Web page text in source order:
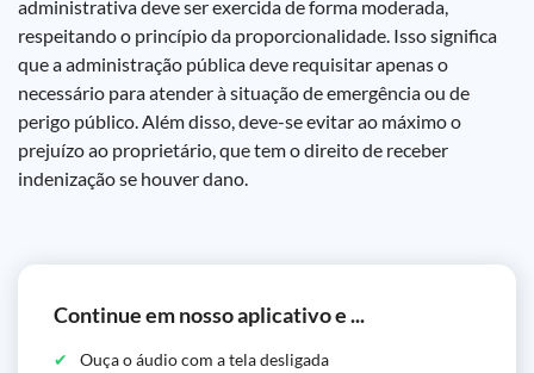
administrativa deve ser exercida de forma moderada,
respeitando o princípio da proporcionalidade. Isso significa
que a administração pública deve requisitar apenas o
necessário para atender à situação de emergência ou de
perigo público. Além disso, deve-se evitar ao máximo o
prejuízo ao proprietário, que tem o direito de receber
indenização se houver dano.
Continue em nosso aplicativo e ...
Ouça o áudio com a tela desligada